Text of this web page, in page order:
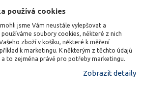
používá cookies
jsme Vám neustále vylepšovat a
používáme soubory cookies, některé z nich
zboží v košíku, některé k měření
k marketingu. K některým z těchto údajů
to zejména právě pro potřeby marketingu.
Zobrazit detaily